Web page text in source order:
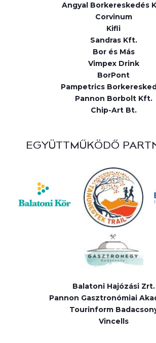
Angyal Borkereskedés
Corvinum
Kifli
Sandras Kft.
Bor és Más
Vimpex Drink
BorPont
Pampetrics
Pannon Borbolt Kft.
Chip-Art Bt.
EGYÜTTMŰKÖDŐ
Balatoni Hajózási Zrt.
Pannon Gasztronómiai
Tourinform
Vincells